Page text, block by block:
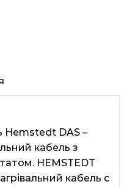
Hemstedt DAS –
кабель з
HEMSTEDT
кабель c